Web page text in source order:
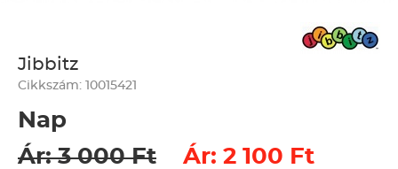
Jibbitz
Cikkszám: 10015421
Nap
Ár: 3 000 Ft
Ár: 2 100 Ft